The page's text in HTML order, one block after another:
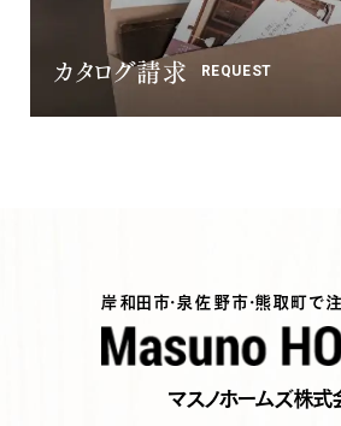
カタログ請求 REQUEST
岸和田市・泉佐野市・熊取町
マスノホームズ株式